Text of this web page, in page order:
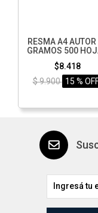
RESMA A4
GRAMOS 500
$8.418
$ 9.900 15 %